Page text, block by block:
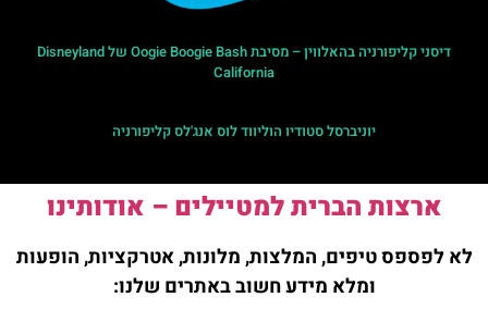
דיסני קליפורניה בהאלווין – מסיבת Oogie Boogie Bash של Disneyland
California
יוניברסל סטודיו הוליווד לוס אנג'לס קליפורניה
ארצות הברית למטיילים – אודותינו
לא לפספס טיפים, המלצות, מלונות, אטרקציות, הופעות
ומלא מידע חשוב באתרים שלנו: